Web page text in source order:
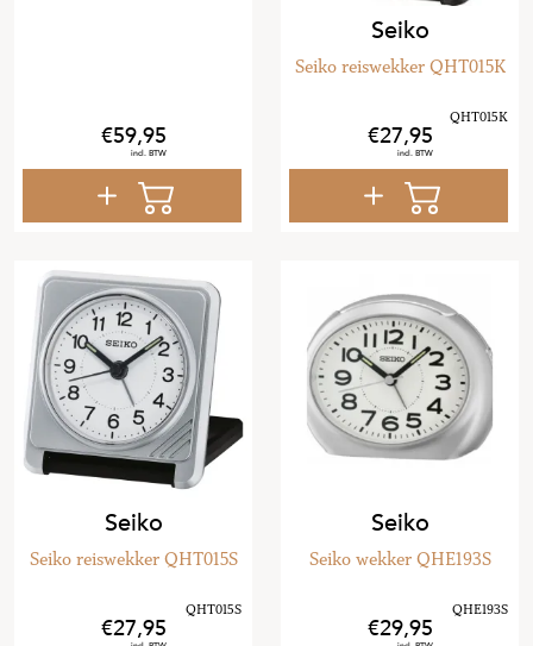
59,95
Seiko
Seiko reiswekker QHT015K
27,95
Seiko
Seiko reiswekker QHT015S
27,95
Seiko
Seiko wekker QHE193S
29,95